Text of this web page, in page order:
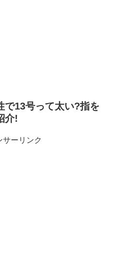
で13号って太い?指を
介!
サーリンク